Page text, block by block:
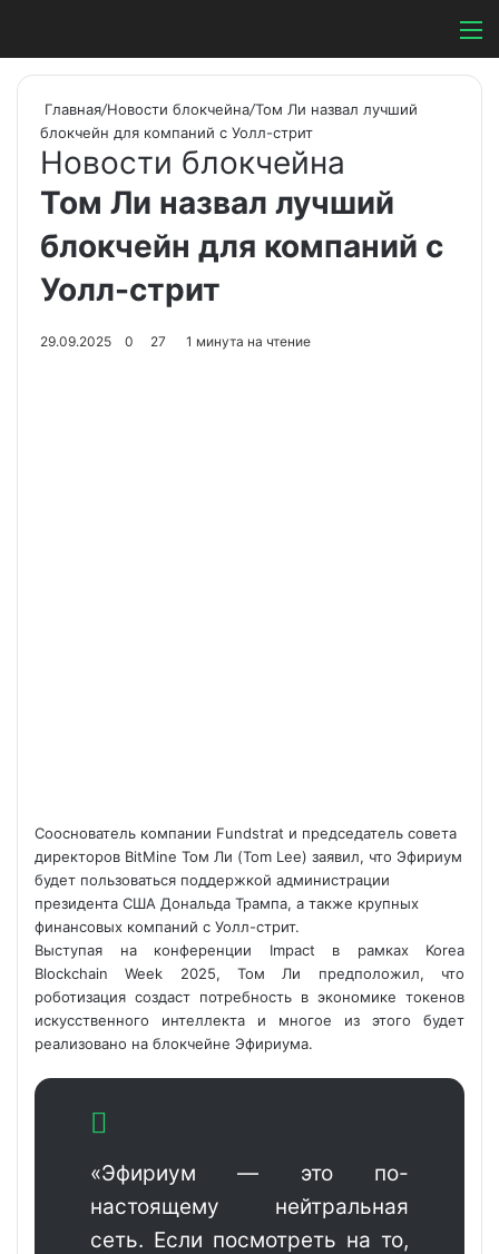
Switch skin
Главная/Новости блокчейна/Том Ли назвал лучший
блокчейн для компаний с Уолл-стрит
Новости блокчейна
Том Ли назвал лучший
блокчейн для компаний с
Уолл-стрит
29.09.2025 0 27 1 минута на чтение
Сооснователь компании Fundstrat и председатель совета
директоров BitMine Том Ли (Tom Lee) заявил, что Эфириум
будет пользоваться поддержкой администрации
президента США Дональда Трампа, а также крупных
финансовых компаний с Уолл-стрит.
Выступая на конференции Impact в рамках Korea
Blockchain Week 2025, Том Ли предположил, что
роботизация создаст потребность в экономике токенов
искусственного интеллекта и многое из этого будет
реализовано на блокчейне Эфириума.
«Эфириум — это по-
настоящему нейтральная
сеть. Если посмотреть на то,